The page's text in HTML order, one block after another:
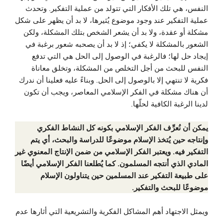
النفس، هي تلك الأفكار التي تتولد من عملية التفكير. وتحدث
عملية التفكير عند وجود موضوع يُثيرها، لا بد أن يظهر على شكل
مشكلة أو عقدة، ولا بد أن يشعر الشخص بتلك المشكلة، ولكن
الشعور بالمشكلة لا يكفي؛ إذ لا بد أن يصحبه شعور برغبة في
إيجاد حل لها؛ فالرغبة في الوصول إلى الحل هي التي تدفع
النفس للبحث من أجل التخلص من المشكلة، وتخلق معاناة
فكرية لا تنتهي إلا بالوصول إلى الحل. وبناءً عليه فعلينا أن ندرك
أن هناك مشكلة في الفكر الإسلامي المعاصر، ويجب أن تكون
لدينا الرغبة الكافية لحلّها.
يمكن أن نُعرِّف الفكر الإسلامي بكونه كل النشاط الفكري
وإنتاجه حين يُتخذ الإسلام موضوعًا للدراسة والبحث، أي يتم
التفكير فيه. ويعتبر الفكر الإسلامي من ضمن الإنتاج المعنوي غير
المادي الذي أنتجه المسلمون. كما يُطلعنا الفكر الإسلامي أيضًا
على طبيعة التفكير عند المسلمين حين يتناولون الإسلام
موضوعًا للبحث والتفكير.
ويمثل الاجتهاد أهم المشاكل الفكرية والتشريعية التي أثارها عدم